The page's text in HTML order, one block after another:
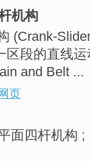
机构
(Crank-
区段的直线
and Belt ...
页
面四杆机构